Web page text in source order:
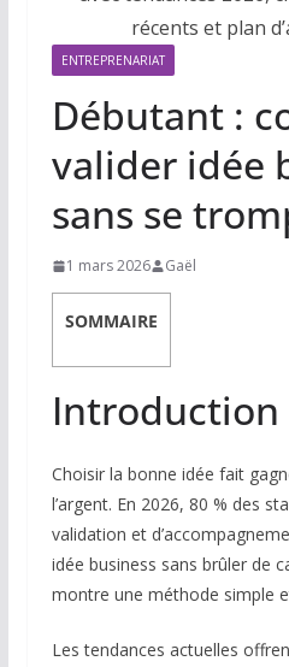
ENTREPRENARIAT
Débutant :
valider idée
sans se
1 mars 2026 Gaël
SOMMAIRE
Introduction
Choisir la bonne idée fait
l’argent. En 2026, 80 % des
validation et
idée business sans brûler de
montre une méthode simple
Les tendances actuelles